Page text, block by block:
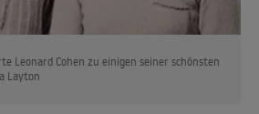
Leonard Cohen zu einigen seiner schönsten
Layton